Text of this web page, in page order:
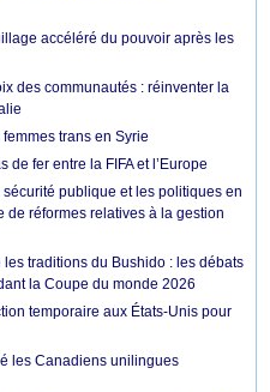
accéléré du pouvoir après les
des communautés : réinventer la
trans en Syrie
fer entre la FIFA et l’Europe
publique et les politiques en
de réformes relatives à la gestion
traditions du Bushido : les débats
la Coupe du monde 2026
temporaire aux États-Unis pour
les Canadiens unilingues